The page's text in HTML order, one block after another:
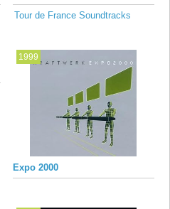
Tour de France Soundtracks
1999
Expo 2000